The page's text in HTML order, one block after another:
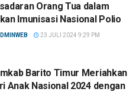
Orang Tua dalam
Imunisasi Nasional Polio
23 JULI 2024 9:29 PM
Barito Timur Meriahkan
Anak Nasional 2024 dengan